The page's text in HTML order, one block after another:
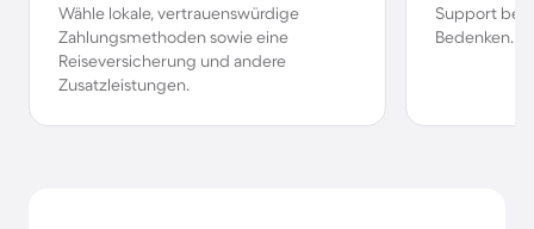
Wähle lokale, vertrauenswürdige
Zahlungsmethoden sowie eine
Reiseversicherung und andere
Zusatzleistungen.
Support bei
Bedenken.